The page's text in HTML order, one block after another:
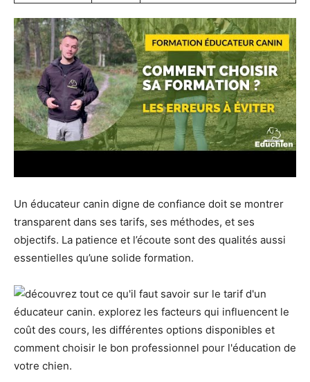
Un éducateur canin digne de confiance doit se montrer
transparent dans ses tarifs, ses méthodes, et ses
objectifs. La patience et l’écoute sont des qualités aussi
essentielles qu’une solide formation.